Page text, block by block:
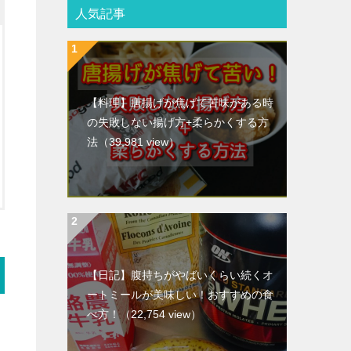
人気記事
【料理】唐揚げが焦げて苦味がある時
の失敗しない揚げ方+柔らかくする方
法 （39,981 view）
【日記】腹持ちがやばいくらい続くオ
ートミールが美味しい！おすすめの食
べ方！ （22,754 view）